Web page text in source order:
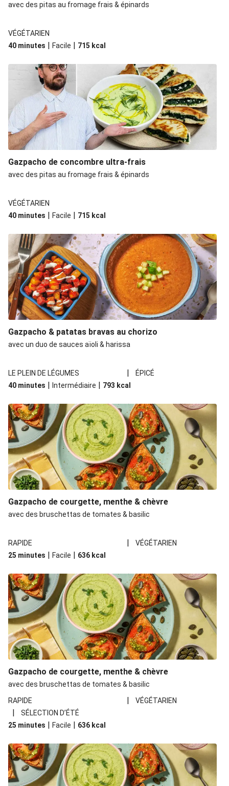
Salade de pâtes au pesto, courgette & avocat
Merguez & salade de haricots express
avec des pitas au fromage frais & épinards
VÉGÉTARIEN
40 minutes | Facile | 715 kcal
Gazpacho de concombre ultra-frais
avec des pitas au fromage frais & épinards
VÉGÉTARIEN
40 minutes | Facile | 715 kcal
Gazpacho & patatas bravas au chorizo
avec un duo de sauces aïoli & harissa
LE PLEIN DE LÉGUMES |
ÉPICÉ
40 minutes | Intermédiaire | 793 kcal
Gazpacho de courgette, menthe & chèvre
avec des bruschettas de tomates & basilic
RAPIDE |
VÉGÉTARIEN
25 minutes | Facile | 636 kcal
Gazpacho de courgette, menthe & chèvre
avec des bruschettas de tomates & basilic
RAPIDE
| VÉGÉTARIEN
|
SÉLECTION D’ÉTÉ
25 minutes | Facile | 636 kcal